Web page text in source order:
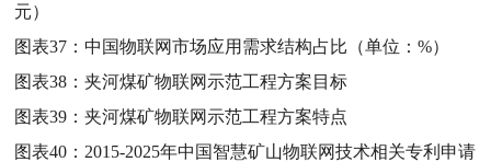
元）
图表37：中国物联网市场应用需求结构占比（单位：%）
图表38：夹河煤矿物联网示范工程方案目标
图表39：夹河煤矿物联网示范工程方案特点
图表40： 2015-2025年中国智慧矿山物联网技术相关专利申请